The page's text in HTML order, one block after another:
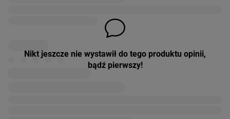
Nikt jeszcze nie wystawił do tego produktu opinii,
bądź pierwszy!